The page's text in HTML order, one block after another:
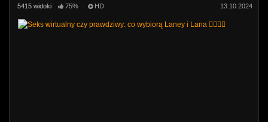
5415 widoki 75% HD 13.10.2024